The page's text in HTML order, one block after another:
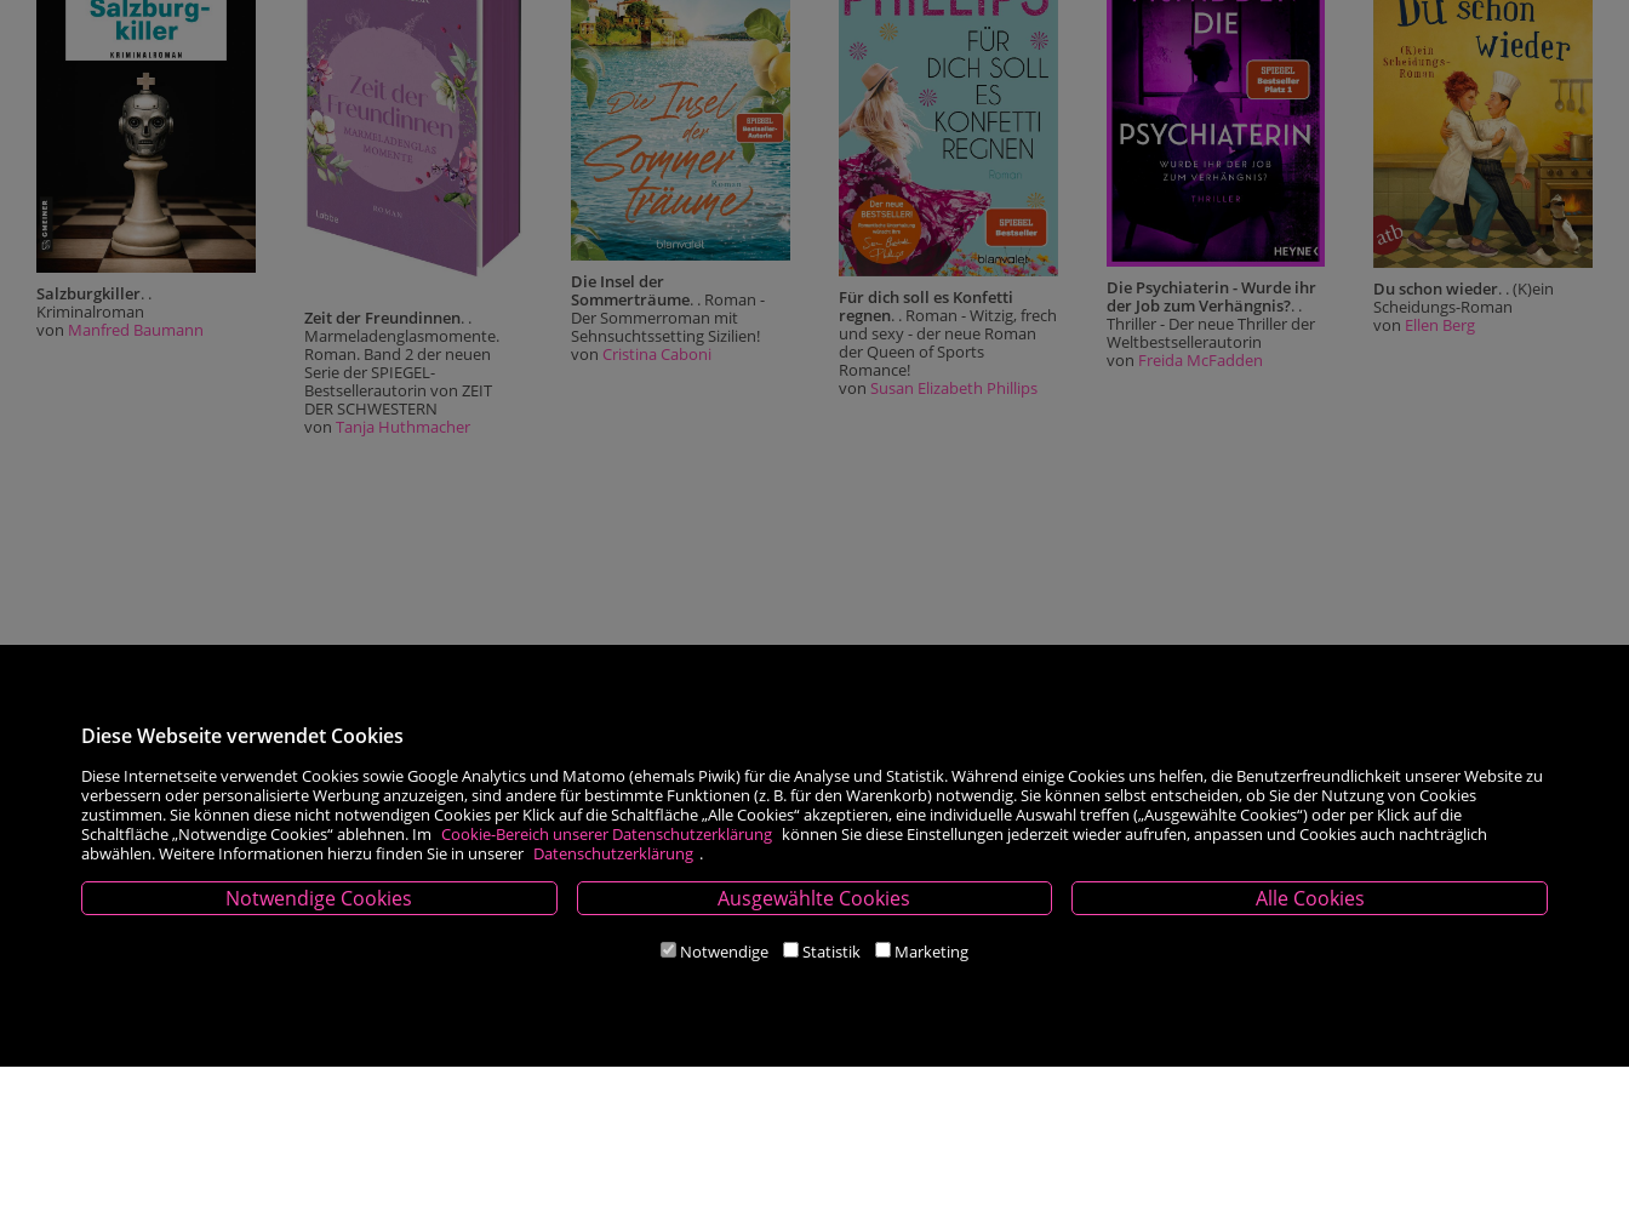
Salzburgkiller. .
Kriminalroman
von Manfred Baumann
Zeit der Freundinnen. .
Marmeladenglasmomente.
Roman. Band 2 der neuen
Serie der SPIEGEL-
Bestsellerautorin von ZEIT
DER SCHWESTERN
von Tanja Huthmacher
Die Insel der
Sommerträume. . Roman -
Der Sommerroman mit
Sehnsuchtssetting Sizilien!
von Cristina Caboni
Für dich soll es Konfetti
regnen. . Roman - Witzig, frech
und sexy - der neue Roman
der Queen of Sports
Romance!
von Susan Elizabeth Phillips
Die Psychiaterin - Wurde ihr
der Job zum Verhängnis?. .
Thriller - Der neue Thriller der
Weltbestsellerautorin
von Freida McFadden
Du schon wieder. . (K)ein
Scheidungs-Roman
von Ellen Berg
Zahlungsarten
Diese Webseite verwendet Cookies
Diese Internetseite verwendet Cookies sowie Google Analytics und Matomo (ehemals Piwik) für die Analyse und Statistik. Während einige Cookies uns helfen, die Benutzerfreundlichkeit unserer Website zu
verbessern oder personalisierte Werbung anzuzeigen, sind andere für bestimmte Funktionen (z. B. für den Warenkorb) notwendig. Sie können selbst entscheiden, ob Sie der Nutzung von Cookies
zustimmen. Sie können diese nicht notwendigen Cookies per Klick auf die Schaltfläche „Alle Cookies“ akzeptieren, eine individuelle Auswahl treffen („Ausgewählte Cookies“) oder per Klick auf die
Schaltfläche „Notwendige Cookies“ ablehnen. Im Cookie-Bereich unserer Datenschutzerklärung können Sie diese Einstellungen jederzeit wieder aufrufen, anpassen und Cookies auch nachträglich
abwählen. Weitere Informationen hierzu finden Sie in unserer Datenschutzerklärung .
Notwendige Cookies Ausgewählte Cookies Alle Cookies
Notwendige Statistik Marketing